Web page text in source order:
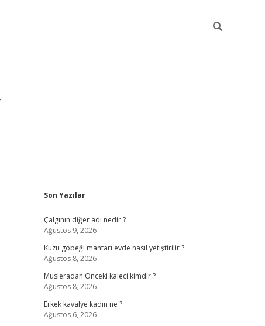
Sidebar
Son Yazılar
Çalgının diğer adı nedir ?
Ağustos 9, 2026
Kuzu göbeği mantarı evde nasıl yetiştirilir ?
Ağustos 8, 2026
Musleradan Önceki kaleci kimdir ?
Ağustos 8, 2026
Erkek kavalye kadın ne ?
Ağustos 6, 2026
piabellacasino